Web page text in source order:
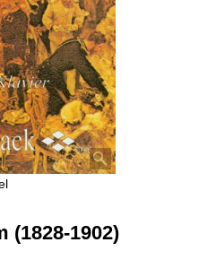
(1828-1902)